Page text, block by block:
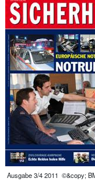
Ausgabe 3/4 2011 ©&copy;